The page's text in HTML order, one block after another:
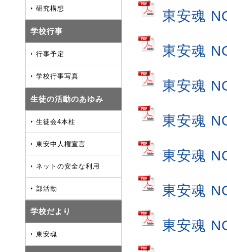
東安魂
東安魂
東安魂
東安魂
東安魂
東安魂
東安魂
研究構想
学校行事
行事予定
学校行事写真
生徒の活動のあゆみ
生徒会4本柱
東安中人権宣言
ネットの安全な利用
部活動
学校だより
東安魂